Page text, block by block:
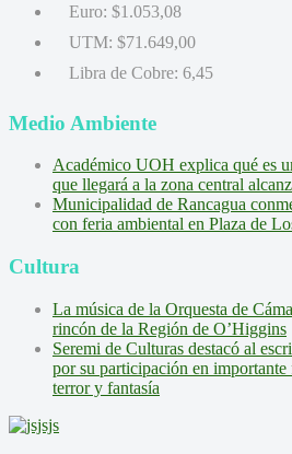
Euro: $1.053,08
UTM: $71.649,00
Libra de Cobre: 6,45
Medio Ambiente
Académico UOH explica qué es
que llegará a la zona central
Municipalidad de Rancagua
con feria ambiental en Plaza de
Cultura
La música de la Orquesta de
rincón de la Región de O’Higgins
Seremi de Culturas destacó al
por su participación en
terror y fantasía